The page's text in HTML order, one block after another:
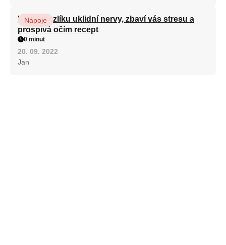
Kořen kozlíku uklidní nervy, zbaví vás stresu a
prospívá očím recept
Nápoje
0 minut
20. 09. 2022
Jan